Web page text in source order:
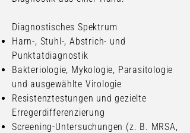
Diagnostisches Spektrum
Harn-, Stuhl-, Abstrich- und
Punktatdiagnostik
Bakteriologie, Mykologie, Parasitologie
und ausgewählte Virologie
Resistenztestungen und gezielte
Erregerdifferenzierung
Screening-Untersuchungen (z. B. MRSA,